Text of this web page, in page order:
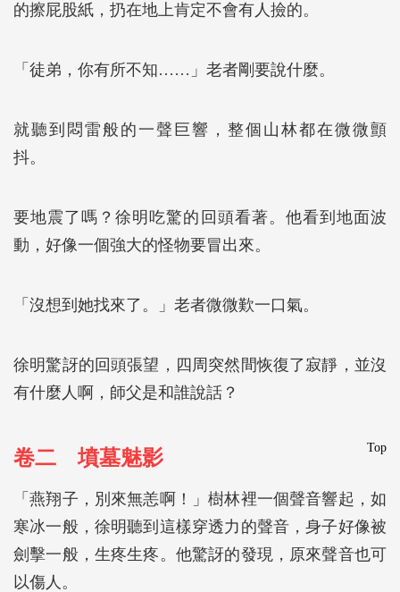
的擦屁股紙，扔在地上肯定不會有人撿的。
「徒弟，你有所不知……」老者剛要說什麼。
就聽到悶雷般的一聲巨響，整個山林都在微微顫
抖。
要地震了嗎？徐明吃驚的回頭看著。他看到地面波
動，好像一個強大的怪物要冒出來。
「沒想到她找來了。」老者微微歎一口氣。
徐明驚訝的回頭張望，四周突然間恢復了寂靜，並沒
有什麼人啊，師父是和誰說話？
Top
卷二 墳墓魅影
「燕翔子，別來無恙啊！」樹林裡一個聲音響起，如
寒冰一般，徐明聽到這樣穿透力的聲音，身子好像被
劍擊一般，生疼生疼。他驚訝的發現，原來聲音也可
以傷人。